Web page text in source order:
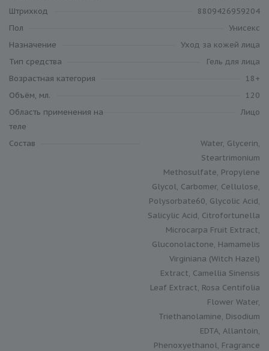
Штрихкод
8809426959204
Пол
Унисекс
Назначение
Уход за кожей лица
Тип средства
Гель для лица
Возрастная категория
18+
Объём, мл.
120
Область применения на
теле
Лицо
Состав
Water, Glycerin,
Steartrimonium
Methosulfate, Propylene
Glycol, Carbomer, Cellulose,
Polysorbate60, Glycolic Acid,
Salicylic Acid, Citrofortunella
Microcarpa Fruit Extract,
Gluconolactone, Hamamelis
Virginiana (Witch Hazel)
Extract, Camellia Sinensis
Leaf Extract, Rosa Centifolia
Flower Water,
Triethanolamine, Disodium
EDTA, Allantoin,
Phenoxyethanol, Fragrance